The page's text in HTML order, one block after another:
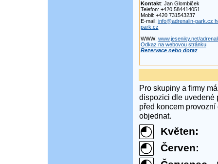
Kontakt: Jan Glombiček
Telefon: +420 584414051
Mobil: +420 731543237
E-mail: info@adrenalin-park.cz
park.cz
WWW: www.jeseniky.net/
Odkaz na webovou stránku
Rezervace nebo dotaz
Pro skupiny a firmy
dispozici dle uvedené
před koncem
objednat.
Květen:
Červen: